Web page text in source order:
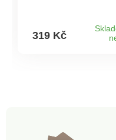
lépe.Na výběr ze 7
barev.Materiál
319 Kč